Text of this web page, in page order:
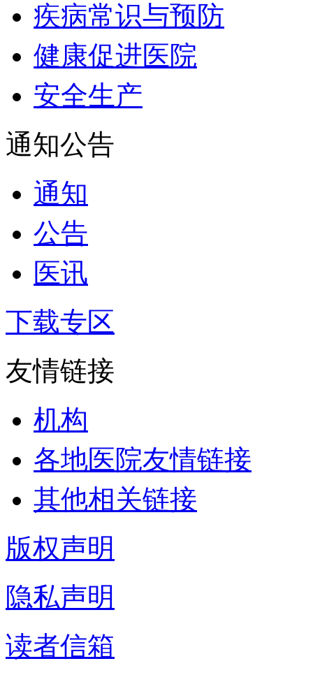
疾病常识与预防
健康促进医院
安全生产
通知公告
通知
公告
医讯
下载专区
友情链接
机构
各地医院友情链接
其他相关链接
版权声明
隐私声明
读者信箱